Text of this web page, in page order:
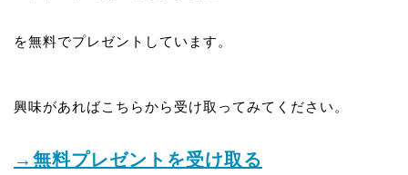
を無料でプレゼントしています。
興味があればこちらから受け取ってみてください。
→無料プレゼントを受け取る